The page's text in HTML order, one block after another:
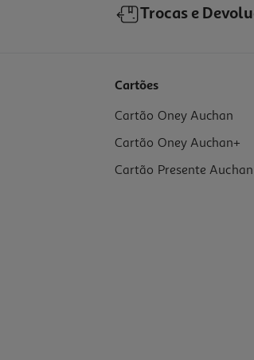
Trocas e
Cartões
Cartão Oney Auchan
Cartão Oney Auchan+
Cartão Presente Auchan